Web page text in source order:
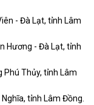
- Đà Lạt, tỉnh Lâm
Hương - Đà Lạt, tỉnh
Phú Thủy, tỉnh Lâm
tỉnh Lâm Đồng.